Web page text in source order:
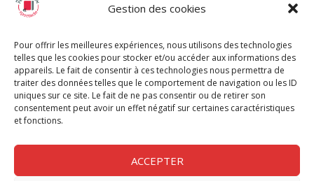
Gestion des cookies
Pour offrir les meilleures expériences, nous utilisons des technologies
telles que les cookies pour stocker et/ou accéder aux informations des
appareils. Le fait de consentir à ces technologies nous permettra de
traiter des données telles que le comportement de navigation ou les ID
uniques sur ce site. Le fait de ne pas consentir ou de retirer son
consentement peut avoir un effet négatif sur certaines caractéristiques
et fonctions.
ACCEPTER
Chèque Intermittents
Chèque Compta
Chèque Emploi Spectacle
G-Pods
Profession Audio-visuel